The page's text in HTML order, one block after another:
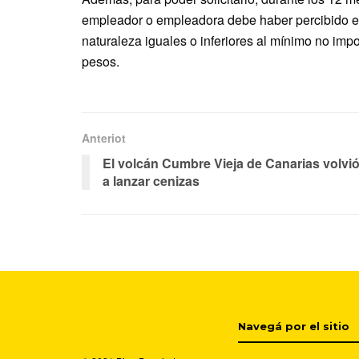
empleador o empleadora debe haber percibido
naturaleza iguales o inferiores al mínimo no
pesos.
Anteriot
El volcán Cumbre Vieja de Canarias volvió
a lanzar cenizas
Navegá por el sitio